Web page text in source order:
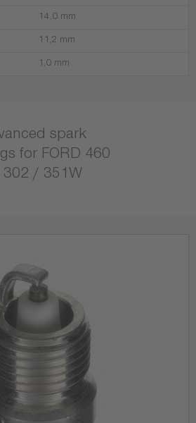
14,0 mm
11,2 mm
1,0 mm
spark
for FORD 460
302 / 351W